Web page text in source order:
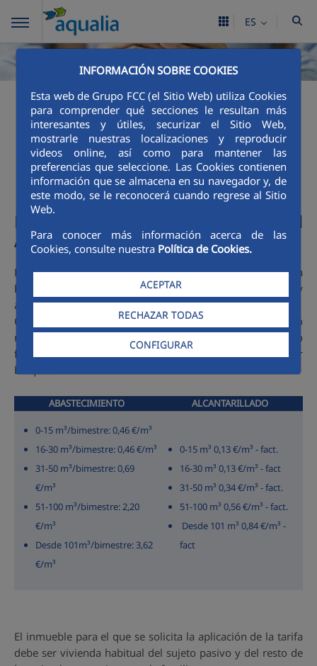
INFORMACIÓN SOBRE COOKIES
Esta web de Grupo FCC (el Sitio Web) utiliza Cookies
para comprender qué secciones le resultan más
interesantes y útiles, securizar el Sitio Web,
mostrarle nuestras localizaciones y reproducir
videos online, así como para mantener las
preferencias que seleccione. Las Cookies contienen
información que se almacena en su navegador y, de
este modo, se le reconocerá cuando regrese al Sitio
Web.
Para conocer más información acerca de las
Cookies, consulte nuestra Política de Cookies.
ACEPTAR
RECHAZAR TODAS
CONFIGURAR
ES
Mecanismos de acción
social
Mecanismos de acción social del
Ayuntamiento de Denia
Los ciudadanos de Denia tienen a su disposición una
bonificación en las tarifas de abastecimiento y
alcantarillado dedicada a Familias Numerosas.
Consiste en la ampliación de los bloques de consumo
respecto a la tarifa doméstica en y en alcantarillado
facturando los 30 primeros m³ al mismo precio del primer
bloque.
ABASTECIMIENTO ALCANTARILLADO
0-15 m³/bimestre: 0,46 €/m³
16-30 m³/bimestre: 0,46 €/m³
31-50 m³/bimestre: 0,69
€/m³
51-100 m³/bimestre: 2,20
€/m³
Desde 101m³/bimestre: 3,62
€/m³
0-15 m³ 0,13 €/m³ - fact.
16-30 m³ 0,13 €/m³ - fact
31-50 m³ 0,34 €/m³ - fact.
51-100 m³ 0,56 €/m³ - fact.
Desde 101 m³ 0,84 €/m³ -
fact
El inmueble para el que se solicita la aplicación de la tarifa
debe ser vivienda habitual del sujeto pasivo y del resto de